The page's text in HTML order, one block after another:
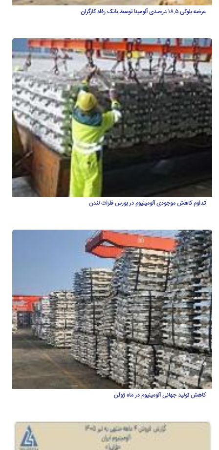
عرضه بلوکی ۱۸.۵ درصدی آلومینا توسط بانک رفاه کارگران
تداوم کاهش موجودی آلومینیوم در بورس فلزات لندن
کاهش تولید جهانی آلومینیوم در ماه ژوئن